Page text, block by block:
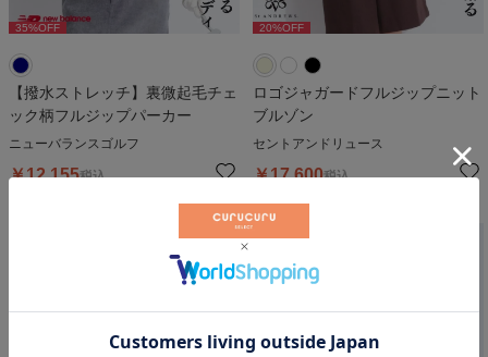
35%OFF
【撥水ストレッチ】裏微起毛チェ
ック柄フルジップパーカー
ニューバランスゴルフ
￥12,155税込
20%OFF 20%OFF
ロゴジャガードフルジップニット
ブルゾン
セントアンドリュース
￥17,600税込